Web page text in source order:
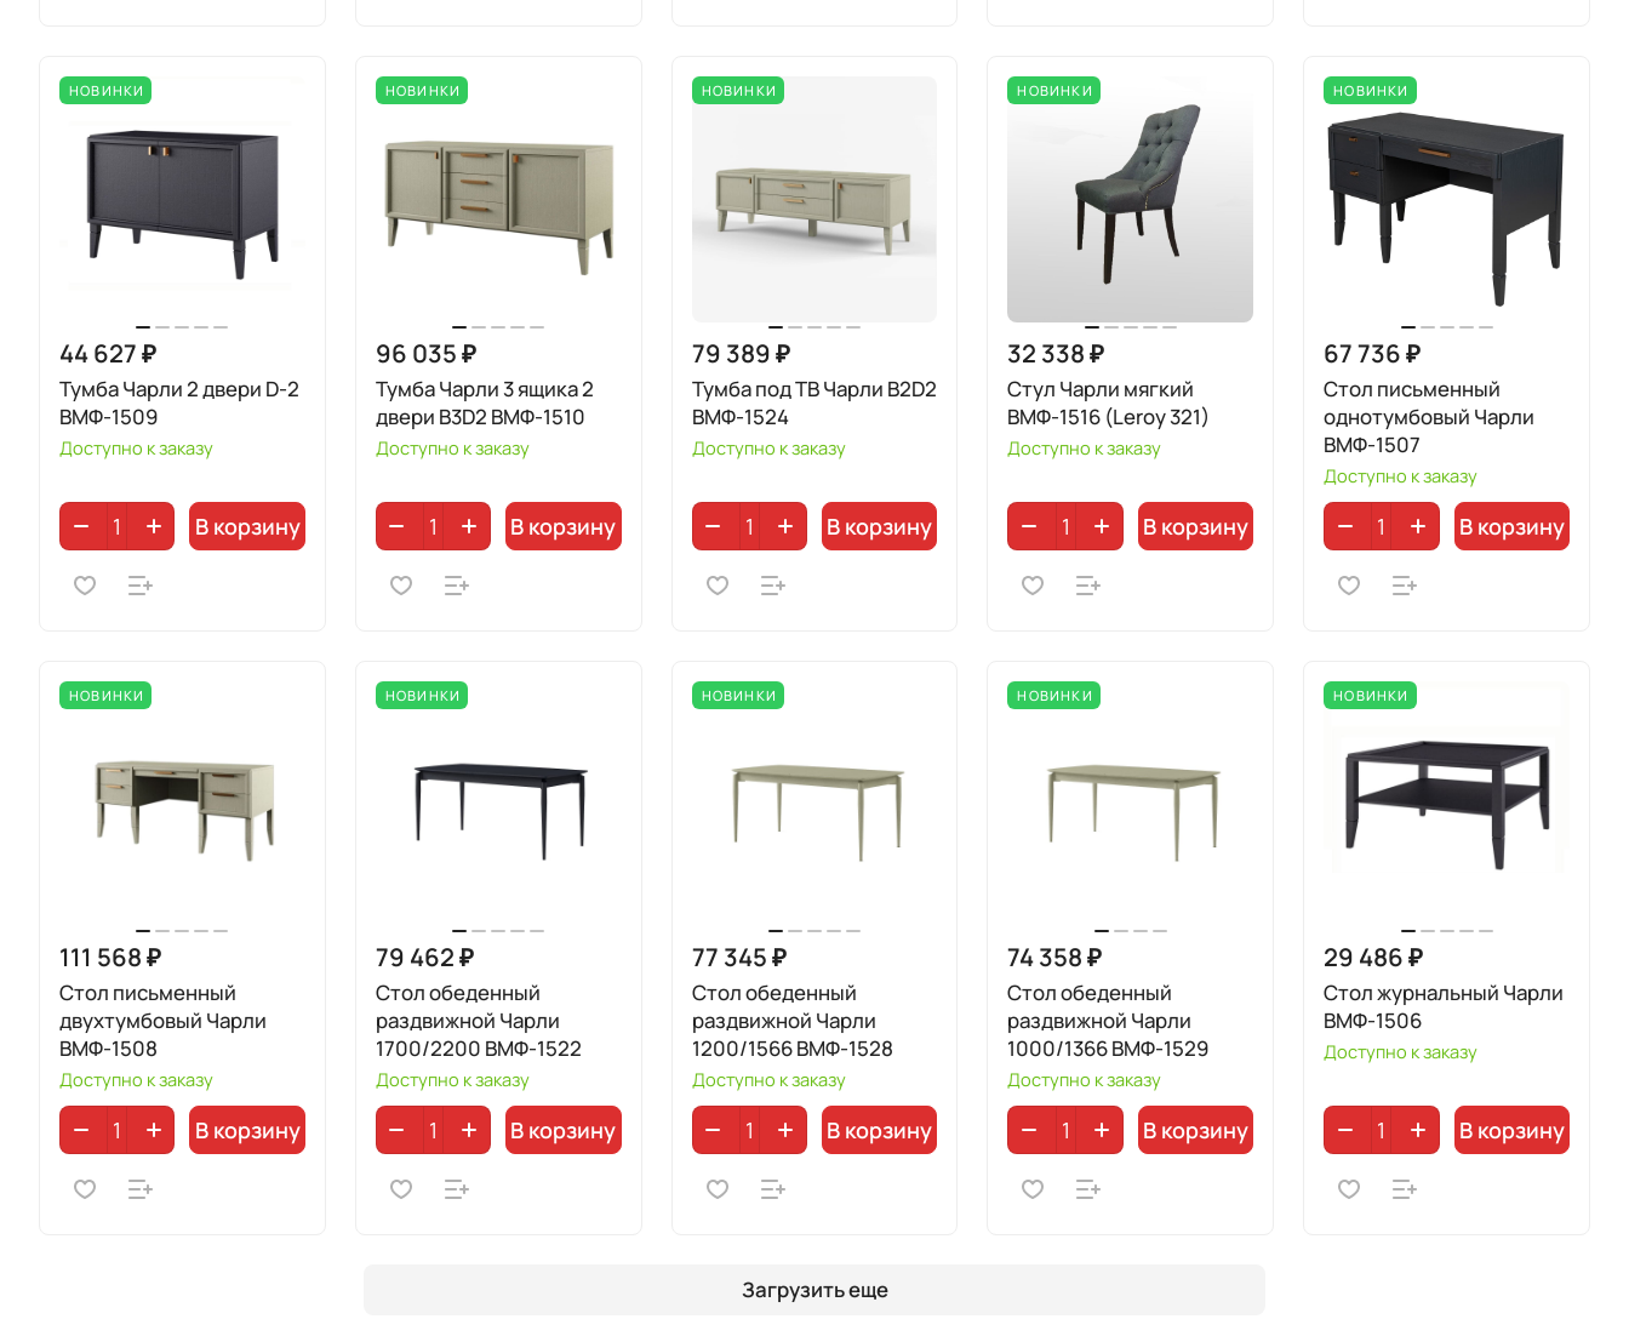
НОВИНКИ
44 627 ₽
Тумба Чарли 2 двери D-2
ВМФ-1509
Доступно к заказу
В корзину
НОВИНКИ
96 035 ₽
Тумба Чарли 3 ящика 2
двери B3D2 ВМФ-1510
Доступно к заказу
В корзину
НОВИНКИ
79 389 ₽
Тумба под ТВ Чарли B2D2
ВМФ-1524
Доступно к заказу
В корзину
НОВИНКИ
32 338 ₽
Стул Чарли мягкий
ВМФ-1516 (Leroy 321)
Доступно к заказу
В корзину
НОВИНКИ
67 736 ₽
Стол письменный
однотумбовый Чарли
ВМФ-1507
Доступно к заказу
В корзину
НОВИНКИ
111 568 ₽
Стол письменный
двухтумбовый Чарли
ВМФ-1508
Доступно к заказу
В корзину
НОВИНКИ
79 462 ₽
Стол обеденный
раздвижной Чарли
1700/2200 ВМФ-1522
Доступно к заказу
В корзину
НОВИНКИ
77 345 ₽
Стол обеденный
раздвижной Чарли
1200/1566 ВМФ-1528
Доступно к заказу
В корзину
НОВИНКИ
74 358 ₽
Стол обеденный
раздвижной Чарли
1000/1366 ВМФ-1529
Доступно к заказу
В корзину
НОВИНКИ
29 486 ₽
Стол журнальный Чарли
ВМФ-1506
Доступно к заказу
В корзину
Загрузить еще